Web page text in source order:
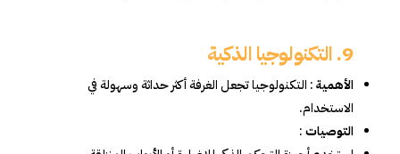
9. التكنولوجيا الذكية
الأهمية: التكنولوجيا تجعل الغرفة أكثر حداثة وسهولة في
الاستخدام.
التوصيات: